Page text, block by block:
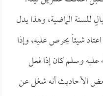
للسنة الماضية، وهذا يدل
شيئاً يحرص عليه، وإذا
عليه وسلم كان إذا فعل
الأحاديث أنه شغل عن